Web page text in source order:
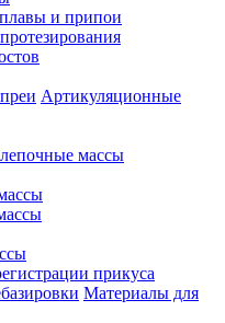
и припои
Артикуляционные
массы
прикуса
Материалы для